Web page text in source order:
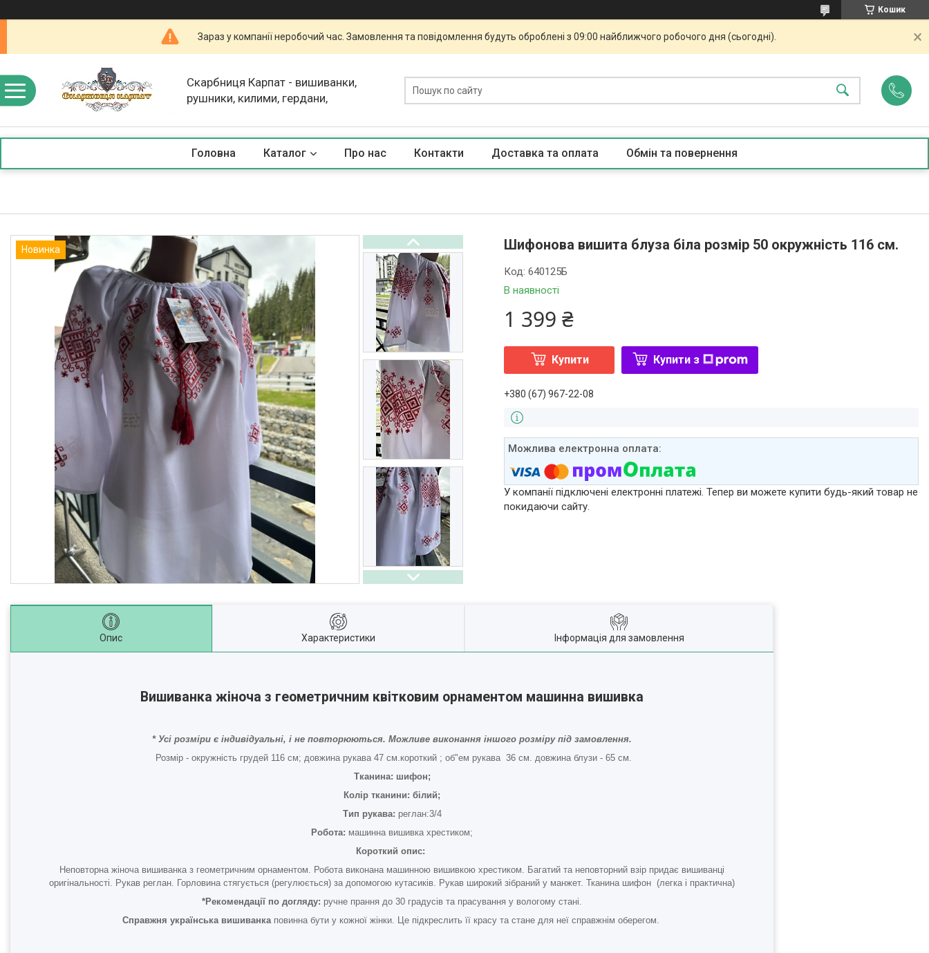
Кошик
Зараз у компанії неробочий час. Замовлення та повідомлення будуть оброблені з 09:00 найближчого робочого дня (сьогодні).
Скарбниця Карпат - вишиванки,
рушники, килими, гердани,
Головна Каталог Про нас Контакти Доставка та оплата Обмін та повернення
Новинка Шифонова вишита блуза біла розмір 50 окружність 116 см.
В наявності
Код:640125Б
1 399 ₴
Купити Купити з
+380 (67) 967-22-08
У компанії підключені електронні платежі. Тепер ви можете купити будь-який товар не
покидаючи сайту.
Опис Характеристики Інформація для замовлення
Вишиванка жіноча з геометричним квітковим орнаментом машинна вишивка
* Усі розміри є індивідуальні, і не повторюються. Можливе виконання іншого розміру під замовлення.
Розмір - окружність грудей 116 см; довжина рукава 47 см.короткий ; об"ем рукава 36 см. довжина блузи - 65 см.
Тканина: шифон;
Колір тканини: білий;
Тип рукава: реглан:3/4
Робота: машинна вишивка хрестиком;
Короткий опис:
Неповторна жіноча вишиванка з геометричним орнаментом. Робота виконана машинною вишивкою хрестиком. Багатий та неповторний взір придає вишиванці
оригінальності. Рукав реглан. Горловина стягується (регулюється) за допомогою кутасиків. Рукав широкий зібраний у манжет. Тканина шифон (легка і практична)
*Рекомендації по догляду: ручне прання до 30 градусів та прасування у вологому стані.
Справжня українська вишиванкаповинна бути у кожної жінки. Це підкреслить її красу та стане для неї справжнім оберегом.